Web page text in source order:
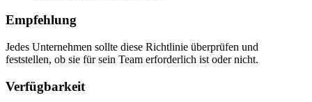
Empfehlung
Jedes Unternehmen sollte diese Richtlinie überprüfen und
feststellen, ob sie für sein Team erforderlich ist oder nicht.
Verfügbarkeit